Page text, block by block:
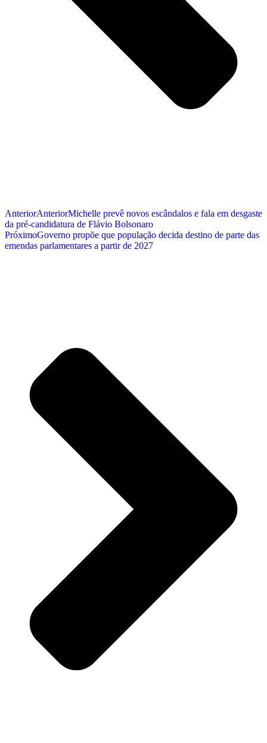
AnteriorAnteriorMichelle prevê novos escândalos e fala em desgaste
da pré-candidatura de Flávio Bolsonaro
PróximoGoverno propõe que população decida destino de parte das
emendas parlamentares a partir de 2027